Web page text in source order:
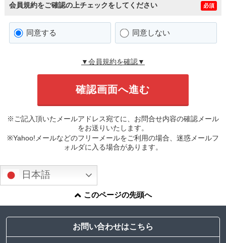
会員規約をご確認の上チェックをしてください 必須
同意する 同意しない
▼会員規約を確認▼
※ご記入頂いたメールアドレス宛てに、お問合せ内容の確認メール
をお送りいたします。
※Yahoo!メールなどのフリーメールをご利用の場合、迷惑メールフ
ォルダに入る場合があります。
日本語
このページの先頭へ
お問い合わせはこちら